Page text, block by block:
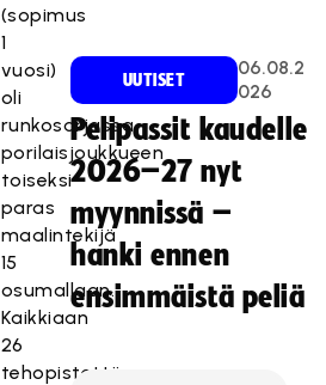
(sopimus
1
vuosi)
oli
runkosarjassa
porilaisjoukkueen
toiseksi
paras
maalintekijä
15
osumallaan.
Kaikkiaan
26
tehopistettä
UUTISET
06.08.2
026
Pelipassit kaudelle
2026–27 nyt
myynnissä –
hanki ennen
ensimmäistä peliä